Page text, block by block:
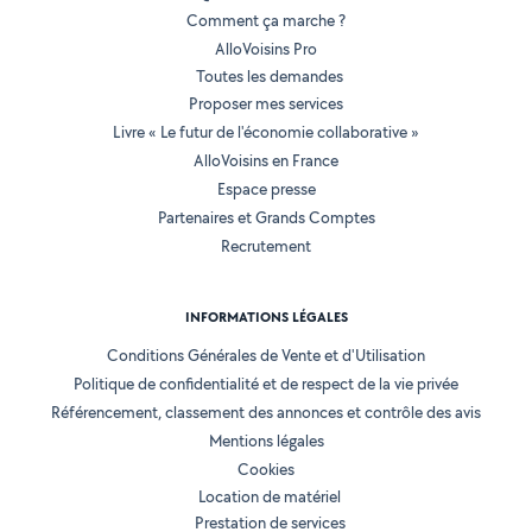
Comment ça marche ?
AlloVoisins Pro
Toutes les demandes
Proposer mes services
Livre « Le futur de l'économie collaborative »
AlloVoisins en France
Espace presse
Partenaires et Grands Comptes
Recrutement
INFORMATIONS LÉGALES
Conditions Générales de Vente et d'Utilisation
Politique de confidentialité et de respect de la vie privée
Référencement, classement des annonces et contrôle des avis
Mentions légales
Cookies
Location de matériel
Prestation de services